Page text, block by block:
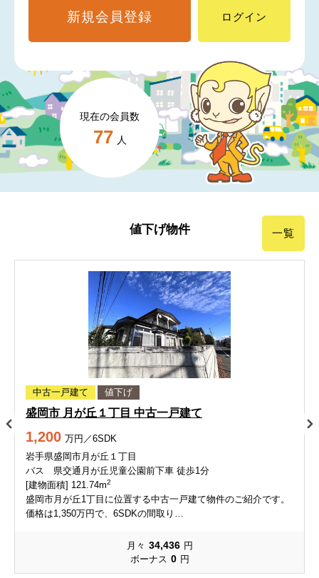
現在の会員数
77 人
新規会員登録 ログイン
値下げ物件 一覧
中古一戸建て 値下げ
盛岡市 月が丘１丁目 中古一戸建て
1,200 万円／6SDK
岩手県盛岡市月が丘１丁目
バス 県交通月が丘児童公園前下車 徒歩1分
[建物面積] 121.74m2
盛岡市月が丘1丁目に位置する中古一戸建て物件のご紹介です。
価格は1,350万円で、6SDKの間取り…
月々 34,436 円
ボーナス 0 円